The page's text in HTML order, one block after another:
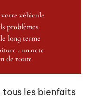
véhicule
problèmes
long terme
: un acte
de route
les bienfaits